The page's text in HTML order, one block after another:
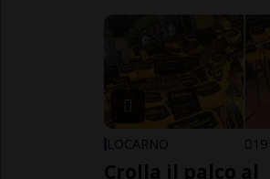
LOCARNO
Crolla il palco al